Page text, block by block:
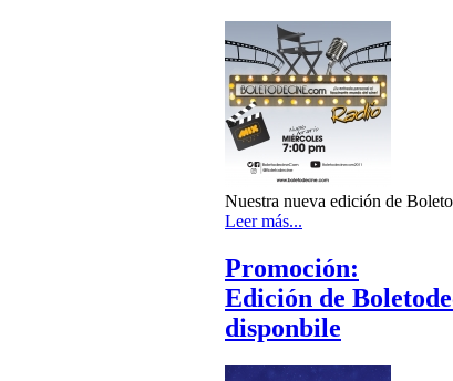
Nuestra nueva edición de
Leer más...
Promoción:
Edición de
disponbile